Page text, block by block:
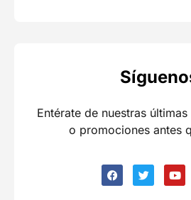
Entérate de nuestras
o promociones antes